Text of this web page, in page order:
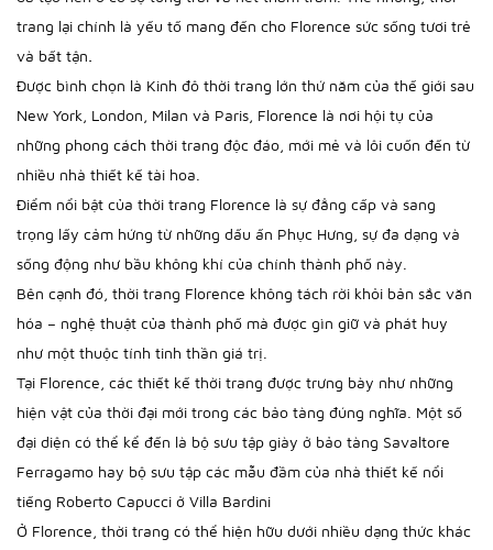
trang lại chính là yếu tố mang đến cho Florence sức sống tươi trẻ
và bất tận
Được bình chọn là Kinh đô thời trang lớn thứ năm của thế giới sau
New York, London, Milan và Paris, Florence là nơi hội tụ của
những phong cách thời trang độc đáo, mới mẻ và lôi cuốn đến từ
nhiều nhà thiết kế tài hoa.
Điểm nổi bật của thời trang Florence là sự đẳng cấp và sang
trọng lấy cảm hứng từ những dấu ấn Phục Hưng, sự đa dạng và
sống động như bầu không khí của chính thành phố này.
Bên cạnh đó, thời trang Florence không tách rời khỏi bản sắc văn
hóa – nghệ thuật của thành phố mà được gìn giữ và phát huy
như một thuộc tính tinh thần giá trị.
Tại Florence, các thiết kế thời trang được trưng bày như những
hiện vật của thời đại mới trong các bảo tàng đúng nghĩa. Một số
đại diện có thể kể đến là bộ sưu tập giày ở bảo tàng Savaltore
Ferragamo hay bộ sưu tập các mẫu đầm của nhà thiết kế nổi
tiếng Roberto Capucci ở Villa Bardini
Ở Florence, thời trang có thể hiện hữu dưới nhiều dạng thức khác